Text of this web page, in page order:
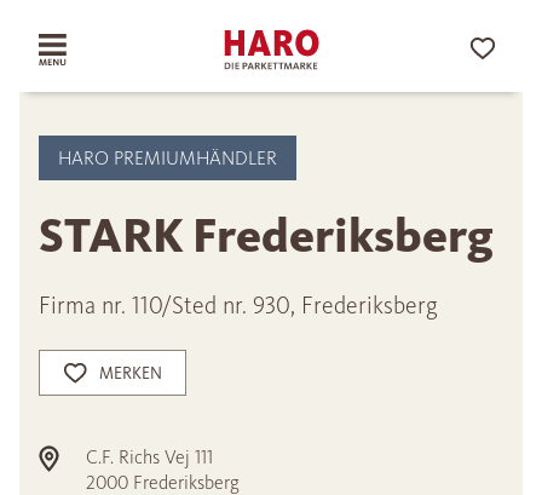
HARO PREMIUMHÄNDLER
STARK Frederiksberg
Firma nr. 110/Sted nr. 930, Frederiksberg
MERKEN
C.F. Richs Vej 111
2000 Frederiksberg